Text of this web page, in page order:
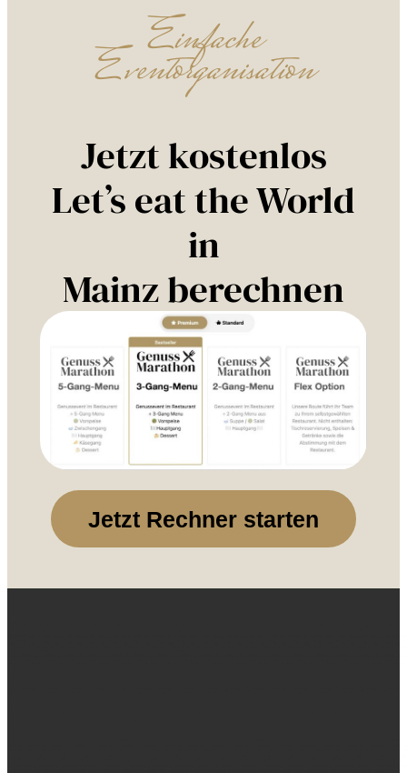
Einfache
Eventorganisation
Jetzt kostenlos
Let’s eat the World
in
Mainz berechnen
Jetzt Rechner starten